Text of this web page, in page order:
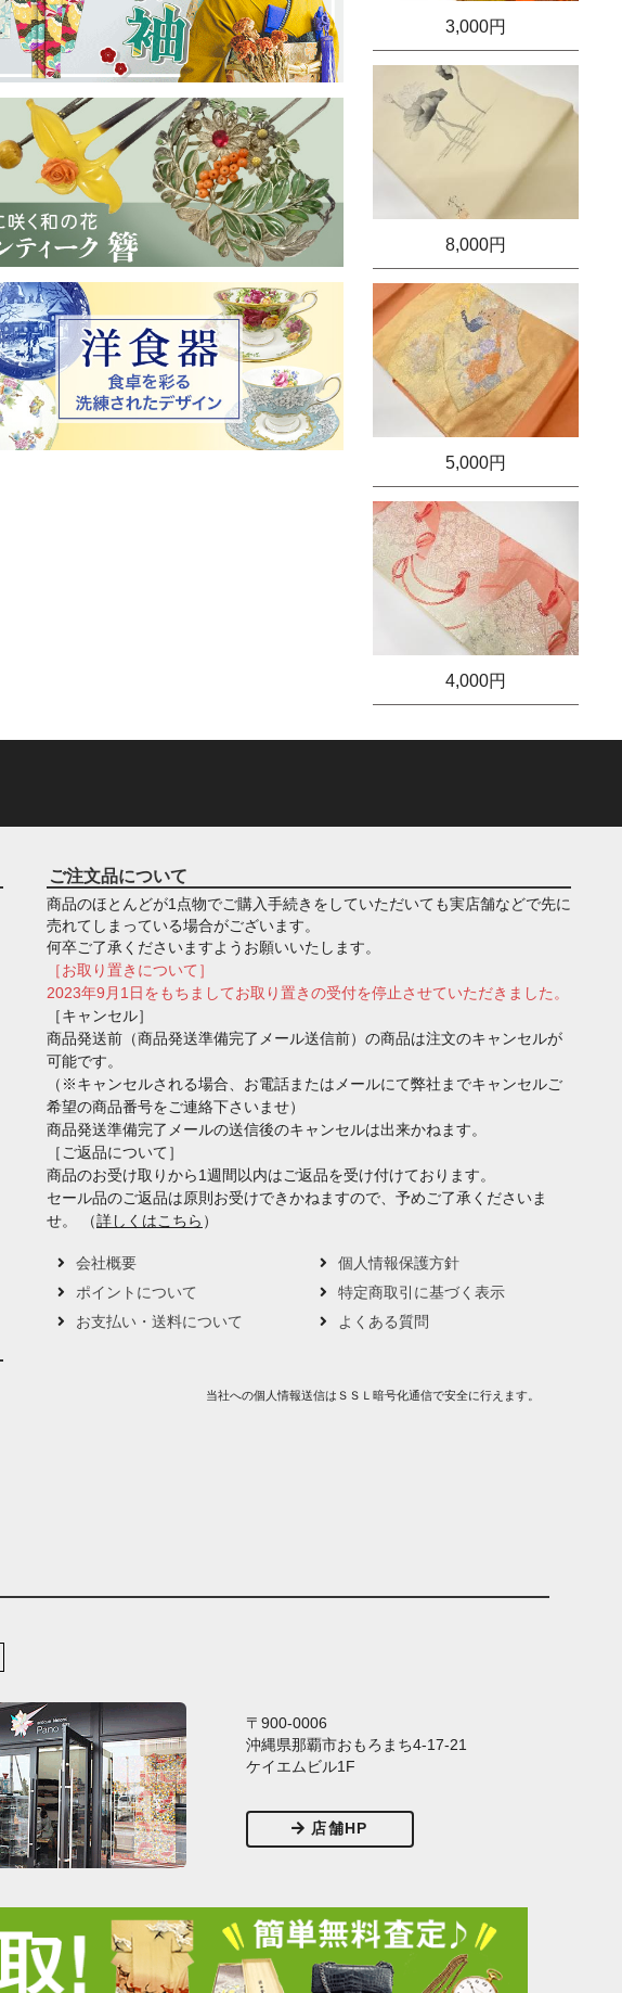
3,000円
8,000円
5,000円
4,000円
ご注文品について
商品のほとんどが1点物でご購入手続きをしていただいても実店舗などで先に
売れてしまっている場合がございます。
何卒ご了承くださいますようお願いいたします。
［お取り置きについて］
2023年9月1日をもちましてお取り置きの受付を停止させていただきました。
［キャンセル］
商品発送前（商品発送準備完了メール送信前）の商品は注文のキャンセルが
可能です。
（※キャンセルされる場合、お電話またはメールにて弊社までキャンセルご
希望の商品番号をご連絡下さいませ）
商品発送準備完了メールの送信後のキャンセルは出来かねます。
［ご返品について］
商品のお受け取りから1週間以内はご返品を受け付けております。
セール品のご返品は原則お受けできかねますので、予めご了承くださいま
せ。 （詳しくはこちら ）
会社概要
ポイントについて
お支払い・送料について
個人情報保護方針
特定商取引に基づく表示
よくある質問
当社への個人情報送信はＳＳＬ暗号化通信で安全に行えます。
〒900-0006
沖縄県那覇市おもろまち4-17-21
ケイエムビル1F
店舗HP